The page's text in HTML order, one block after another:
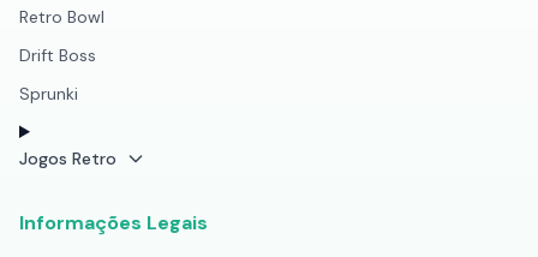
Retro Bowl
Drift Boss
Sprunki
Jogos Retro
Informações Legais